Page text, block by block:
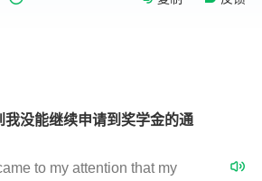
我没能继续申请到奖学金的通
to my attention that my